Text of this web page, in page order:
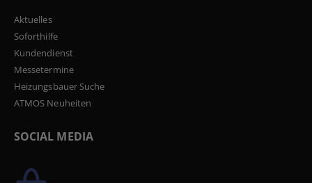
Aktuelles
Soforthilfe
Kundendienst
Messetermine
Heizungsbauer Suche
ATMOS Neuheiten
SOCIAL MEDIA